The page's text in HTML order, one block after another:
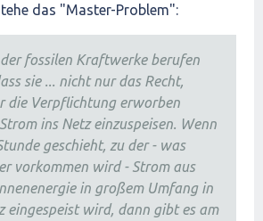
das "Master-Problem":
fossilen Kraftwerke berufen
sie ... nicht nur das Recht,
die Verpflichtung erworben
ins Netz einzuspeisen. Wenn
geschieht, zu der - was
vorkommen wird - Strom aus
in großem Umfang in
eingespeist wird, dann gibt es am